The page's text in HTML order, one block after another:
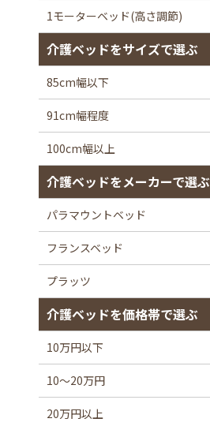
1モーターベッド(高さ調節)
介護ベッドをサイズで選ぶ
85cm幅以下
91cm幅程度
100cm幅以上
介護ベッドをメーカーで選ぶ
パラマウントベッド
フランスベッド
プラッツ
介護ベッドを価格帯で選ぶ
10万円以下
10～20万円
20万円以上